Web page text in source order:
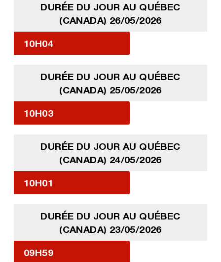
DURÉE DU JOUR AU QUÉBEC
(CANADA) 26/05/2026
10H04
DURÉE DU JOUR AU QUÉBEC
(CANADA) 25/05/2026
10H03
DURÉE DU JOUR AU QUÉBEC
(CANADA) 24/05/2026
10H01
DURÉE DU JOUR AU QUÉBEC
(CANADA) 23/05/2026
09H59